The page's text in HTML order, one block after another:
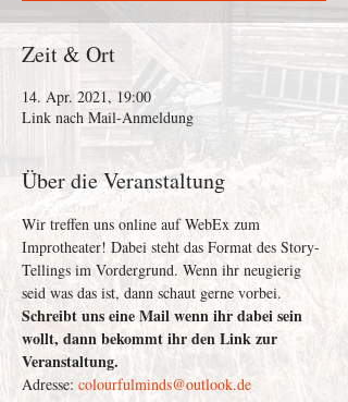
Zeit & Ort
14. Apr. 2021, 19:00
Link nach Mail-Anmeldung
Über die Veranstaltung
Wir treffen uns online auf WebEx zum
Improtheater! Dabei steht das Format des Story-
Tellings im Vordergrund. Wenn ihr neugierig
seid was das ist, dann schaut gerne vorbei.
Schreibt uns eine Mail wenn ihr dabei sein
wollt, dann bekommt ihr den Link zur
Veranstaltung.
Adresse: colourfulminds@outlook.de